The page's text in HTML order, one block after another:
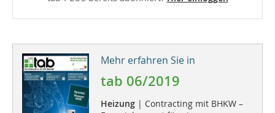
Mehr erfahren Sie in
tab 06/2019
Heizung| Contracting mit BHKW –